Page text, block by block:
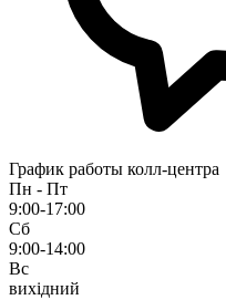
График работы колл-центра
Пн - Пт
9:00-17:00
Сб
9:00-14:00
Вс
вихідний